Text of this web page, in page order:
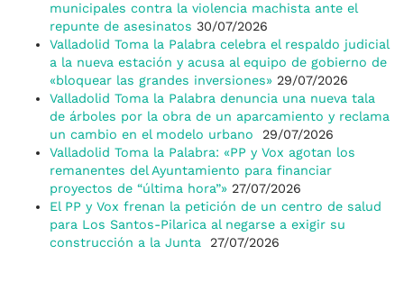
municipales contra la violencia machista ante el
repunte de asesinatos 30/07/2026
Valladolid Toma la Palabra celebra el respaldo judicial
a la nueva estación y acusa al equipo de gobierno de
«bloquear las grandes inversiones» 29/07/2026
Valladolid Toma la Palabra denuncia una nueva tala
de árboles por la obra de un aparcamiento y reclama
un cambio en el modelo urbano
29/07/2026
Valladolid Toma la Palabra: «PP y Vox agotan los
remanentes del Ayuntamiento para financiar
proyectos de “última hora”» 27/07/2026
El PP y Vox frenan la petición de un centro de salud
para Los Santos-Pilarica al negarse a exigir su
construcción a la Junta
27/07/2026